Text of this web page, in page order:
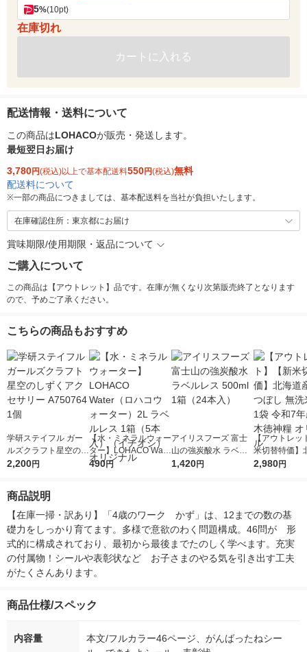
5%(10pt)
在庫切れ
カートに入れる
配送情報・送料について
この商品はLOHACOが販売・発送します。
最短翌日お届け
3,780円(税込)以上で基本配送料550円(税込)無料
配送料について
※一部の商品につきましては、基本配送料を当社が負担いたします。
在庫確認住所：東京都にお届け
賞味期限/使用期限・返品について
ご購入について
この商品は【アウトレット】品です。在庫が無くなり次第販売終了となります
ので、予めご了承ください。
こちらの商品もおすすめ
学研ステイフル ガー
ルズクラフト星空のし
ずくアクセサリー A75
2,200円
【水・ミネラルウォー
ター】LOHACO Wate
r（ロハコウォータ
490円
アイリスフーズ 富士
山の強炭酸水 ラベル
レス 500ml 1箱（24
1,420円
【アウトレッ
米切替特価】
ななつぼし 無
2,980円
商品説明
【在庫一掃・訳あり】「4歳のワーク　かず」は、12までの数の基
礎力をしっかり育てます。多様で意欲のわく問題構成。46問が　形
式的に構成されており、最初から最後までたのしく学べます。充実
の付属物！シールや表彰状など　お子さまのやる気を引き出す工夫
がたくさんあります。
商品仕様/スペック
内容量
本文/フルカラー46ページ、がんばったねシー